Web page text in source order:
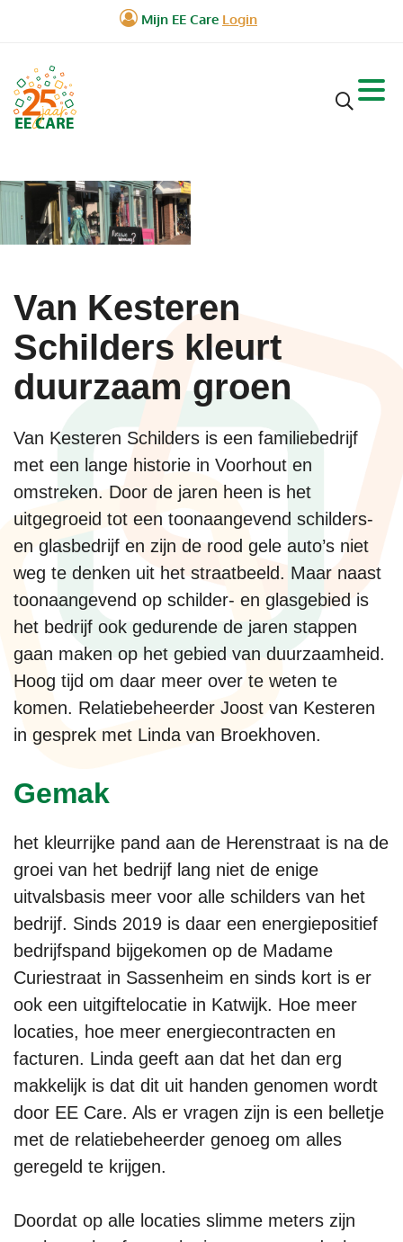
Van Kesteren
Schilders kleurt
duurzaam groen
Van Kesteren Schilders is een familiebedrijf
met een lange historie in Voorhout en
omstreken. Door de jaren heen is het
uitgegroeid tot een toonaangevend schilders-
en glasbedrijf en zijn de rood gele auto’s niet
weg te denken uit het straatbeeld. Maar naast
toonaangevend op schilder- en glasgebied is
het bedrijf ook gedurende de jaren stappen
gaan maken op het gebied van duurzaamheid.
Hoog tijd om daar meer over te weten te
komen. Relatiebeheerder Joost van Kesteren
in gesprek met Linda van Broekhoven.
Gemak
het kleurrijke pand aan de Herenstraat is na de
groei van het bedrijf lang niet de enige
uitvalsbasis meer voor alle schilders van het
bedrijf. Sinds 2019 is daar een energiepositief
bedrijfspand bijgekomen op de Madame
Curiestraat in Sassenheim en sinds kort is er
ook een uitgiftelocatie in Katwijk. Hoe meer
locaties, hoe meer energiecontracten en
facturen. Linda geeft aan dat het dan erg
makkelijk is dat dit uit handen genomen wordt
door EE Care. Als er vragen zijn is een belletje
met de relatiebeheerder genoeg om alles
geregeld te krijgen.
Doordat op alle locaties slimme meters zijn